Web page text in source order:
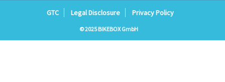
GTC Legal Disclosure Privacy Policy
© 2025 BIKEBOX GmbH